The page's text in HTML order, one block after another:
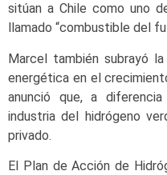
sitúan a Chile como uno
llamado “combustible del
Marcel también subrayó
energética en el
anunció que, a
industria del hidrógeno
privado.
El Plan de Acción de